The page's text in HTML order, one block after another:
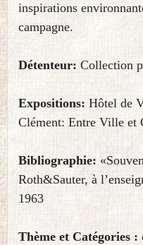
inspirations
campagne.
Détenteur: Collection
Expositions: Hôtel de
Clément: Entre Ville et
Bibliographie:
Roth&Sauter, à
1963
Thème et Catégories :